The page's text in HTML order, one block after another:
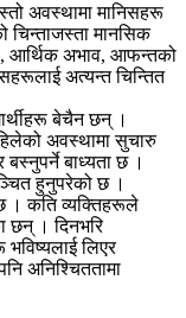
अवस्थामा मानिसहरू
चिन्ताजस्ता मानसिक
आर्थिक अभाव, आफन्तको
अत्यन्त चिन्तित
बेचैन छन् ।
अवस्थामा सुचारु
बाध्यता छ ।
हुनुपरेको छ ।
। कति व्यक्तिहरूले
छन् । दिनभरि
लिएर
अनिश्चिततामा